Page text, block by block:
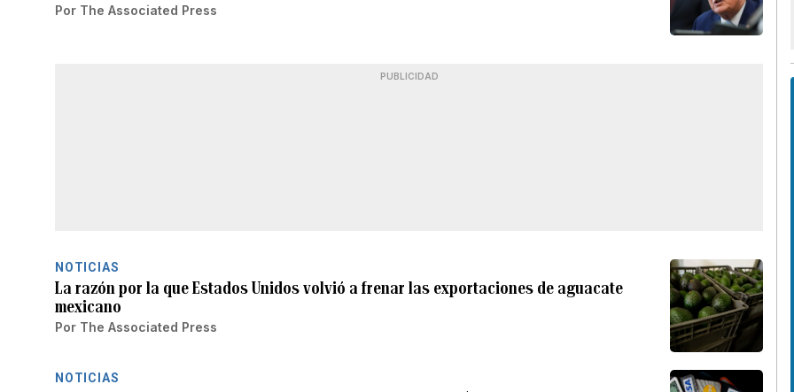
Por The Associated Press
PUBLICIDAD
NOTICIAS
La razón por la que Estados Unidos volvió a frenar las exportaciones de aguacate
mexicano
Por The Associated Press
NOTICIAS